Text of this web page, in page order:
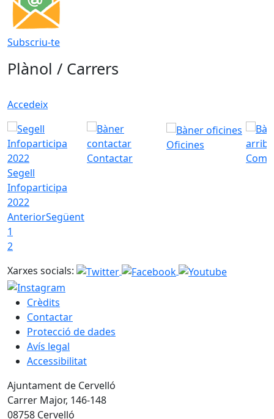
Subscriu-te
Plànol / Carrers
Accedeix
Segell
Infoparticipa
2022
Contactar
Oficines
Com
AnteriorSegüent
1
2
Xarxes socials:
Crèdits
Contactar
Protecció de dades
Avís legal
Accessibilitat
Ajuntament de Cervelló
Carrer Major, 146-148
08758 Cervelló